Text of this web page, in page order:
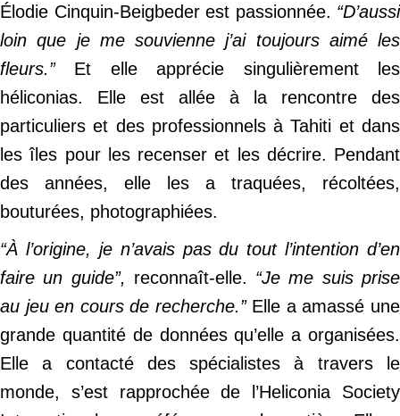
Élodie Cinquin-Beigbeder est passionnée. “D’aussi
loin que je me souvienne j’ai toujours aimé les
fleurs.”Et elle apprécie singulièrement les
héliconias. Elle est allée à la rencontre des
particuliers et des professionnels à Tahiti et dans
les îles pour les recenser et les décrire. Pendant
des années, elle les a traquées, récoltées,
bouturées, photographiées.
“À l’origine, je n’avais pas du tout l’intention d’en
faire un guide”, reconnaît-elle. “Je me suis prise
au jeu en cours de recherche.”Elle a amassé une
grande quantité de données qu’elle a organisées.
Elle a contacté des spécialistes à travers le
monde, s’est rapprochée de l’Heliconia Society